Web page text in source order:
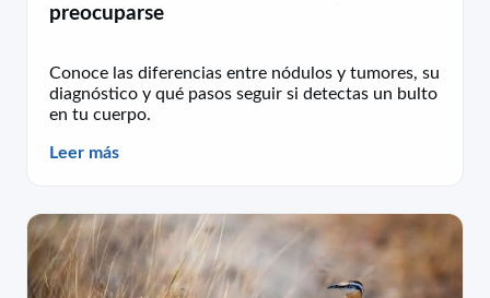
preocuparse
Conoce las diferencias entre nódulos y tumores, su
diagnóstico y qué pasos seguir si detectas un bulto
en tu cuerpo.
Leer más